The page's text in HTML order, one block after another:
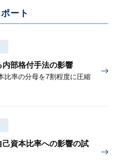
ート
部格付手法の影響
比率の分母を7割程度に圧縮
資本比率への影響の試